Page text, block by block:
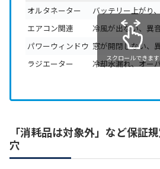
オルタネーター
バッテリー上がり
エアコン関連
冷風が出ない、異
パワーウィンドウ 窓が開閉しない、
ラジエーター
冷却水漏れ、オー
スクロールできます
「消耗品は対象外」など保証
穴